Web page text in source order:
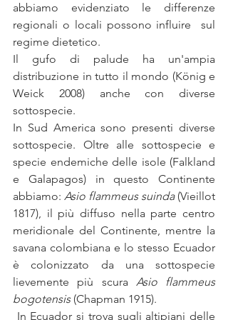
abbiamo evidenziato le differenze
regionali o locali possono influire  sul
regime dietetico.
Il gufo di palude ha un'ampia
distribuzione in tutto il mondo (König e
Weick 2008) anche con diverse
sottospecie.
In Sud America sono presenti diverse
sottospecie. Oltre alle sottospecie e
specie endemiche delle isole (Falkland
e Galapagos) in questo Continente
abbiamo: Asio flammeus suinda (Vieillot
1817), il più diffuso nella parte centro
meridionale del Continente, mentre la
savana colombiana e lo stesso Ecuador
è colonizzato da una sottospecie
lievemente più scura Asio flammeus
bogotensis (Chapman 1915).